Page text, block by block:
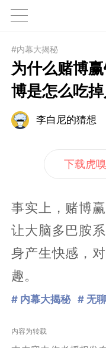
1X
#内幕大揭秘
为什么赌博
博是怎么吃
李白尼的猜想
下载虎
事实上，赌博
让大脑多巴胺
身产生快感，
趣。
# 内幕大揭秘 # 无
内容为转载